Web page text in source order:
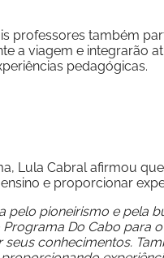
professores também
a viagem e integrarão
pedagógicas.
Lula Cabral afirmou
e proporcionar
pelo pioneirismo e pela
Do Cabo para
conhecimentos.